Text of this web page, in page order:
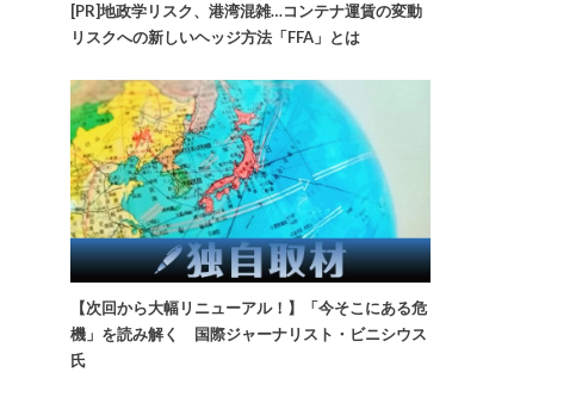
[PR]地政学リスク、港湾混雑…コンテナ運賃の変動
リスクへの新しいヘッジ方法「FFA」とは
【次回から大幅リニューアル！】「今そこにある危
機」を読み解く 国際ジャーナリスト・ビニシウス
氏